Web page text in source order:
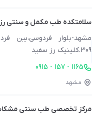
سلامتکده طب مکمل و سنتی
309.کلینیک رز سفید
0915 - 157 - 1165
مشهد
مرکز تخصصی طب سنتی